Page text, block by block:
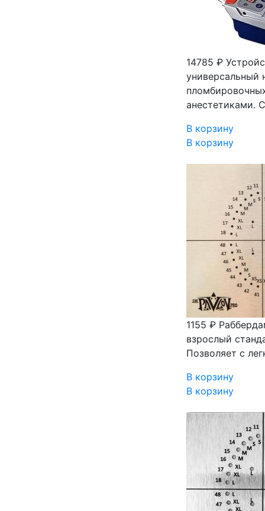
14785 ₽
универсальный
анестетиками.
В корзину
В корзину
1155 ₽
взрослый
Позволяет с
В корзину
В корзину